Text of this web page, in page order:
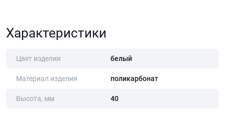
Характеристики
Цвет изделия белый
Материал изделия поликарбонат
Высота, мм 40